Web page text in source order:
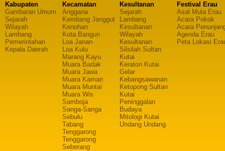
Kabupaten
Gambaran Umum
Sejarah
Wilayah
Lambang
Pemerintahan
Kepala Daerah
Kecamatan
Anggana
Kembang Janggut
Kenohan
Kota Bangun
Loa Janan
Loa Kulu
Marang Kayu
Muara Badak
Muara Jawa
Muara Kaman
Muara Muntai
Muara Wis
Samboja
Sanga-Sanga
Sebulu
Tabang
Tenggarong
Tenggarong
Seberang
Kesultanan
Sejarah
Lambang
Kesultanan
Wilayah
Kesultanan
Silsilah Sultan
Kutai
Keraton Kutai
Gelar
Kebangsawanan
Ketopong Sultan
Kutai
Peninggalan
Budaya
Mitologi Kutai
Undang Undang
Festival Erau
Asal Mula Erau
Acara Pokok
Acara
Agenda Erau
Peta Lokasi